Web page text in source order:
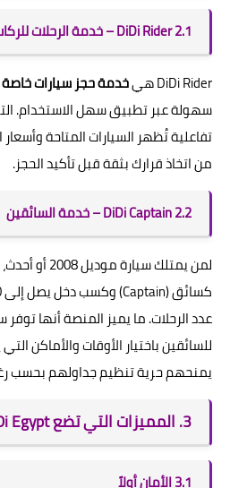
2.1 DiDi Rider – خدمة الرحلات للركاب
DiDi Rider هي
خدمة حجز سيارات خاصة
سهولة عبر تطبيق سهل الاستخدام.
تفاعلية تُظهر السيارات المتاحة وأسعار
من اتخاذ قرارك بثقة قبل تأكيد الحجز.
2.2 DiDi Captain – خدمة السائقين
للسائقين باختيار الأوقات والأماكن
يمنحهم حرية تنظيم جداولهم بحسب
3. المميزات التي تضع DiDi Egypt في المقدمة
3.1 الأمان أولاً